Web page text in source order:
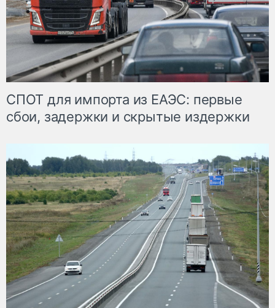
СПОТ для импорта из ЕАЭС: первые
сбои, задержки и скрытые издержки